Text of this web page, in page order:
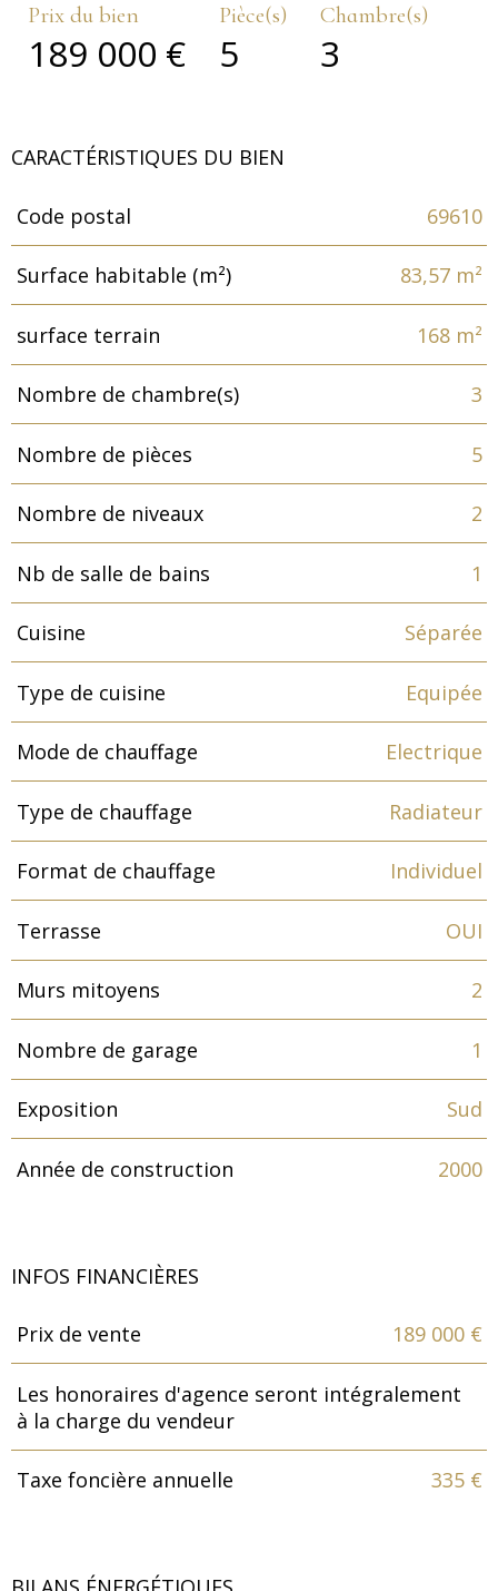
Prix du bien
189 000 €
Pièce(s)
5
Chambre(s)
3
CARACTÉRISTIQUES DU BIEN
Caractéristiques
Code postal 69610
Surface habitable (m²) 83,57 m²
surface terrain 168 m²
Nombre de chambre(s) 3
Nombre de pièces 5
Nombre de niveaux 2
Nb de salle de bains 1
Cuisine Séparée
Type de cuisine Equipée
Mode de chauffage Electrique
Type de chauffage Radiateur
Format de chauffage Individuel
Terrasse OUI
Murs mitoyens 2
Nombre de garage 1
Exposition Sud
Année de construction 2000
INFOS FINANCIÈRES
Caractéristiques
Prix de vente 189 000 €
Les honoraires d'agence seront intégralement
à la charge du vendeur
Taxe foncière annuelle 335 €